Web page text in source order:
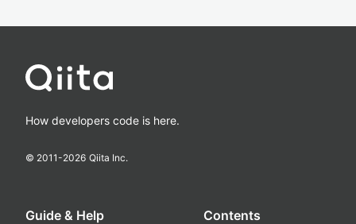
How developers code is here.
© 2011-2026 Qiita Inc.
Guide & Help Contents